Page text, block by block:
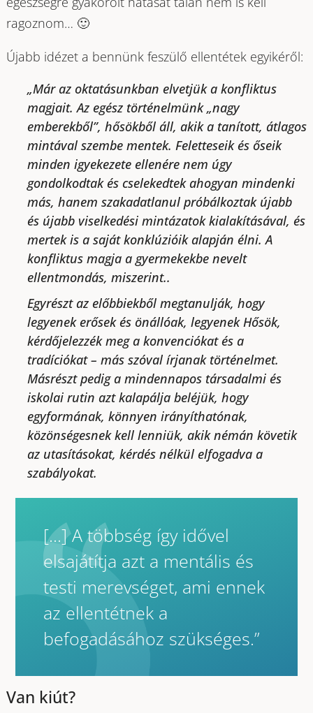
ragoznom… 🙂
Újabb idézet a bennünk feszülő ellentétek egyikéről:
„Már az oktatásunkban elvetjük a konfliktus
magjait. Az egész történelmünk „nagy
emberekből”, hősökből áll, akik a tanított, átlagos
mintával szembe mentek. Feletteseik és őseik
minden igyekezete ellenére nem úgy
gondolkodtak és cselekedtek ahogyan mindenki
más, hanem szakadatlanul próbálkoztak újabb
és újabb viselkedési mintázatok kialakításával, és
mertek is a saját konklúzióik alapján élni. A
konfliktus magja a gyermekekbe nevelt
ellentmondás, miszerint..
Egyrészt az előbbiekből megtanulják, hogy
legyenek erősek és önállóak, legyenek Hősök,
kérdőjelezzék meg a konvenciókat és a
tradíciókat – más szóval írjanak történelmet.
Másrészt pedig a mindennapos társadalmi és
iskolai rutin azt kalapálja beléjük, hogy
egyformának, könnyen irányíthatónak,
közönségesnek kell lenniük, akik némán követik
az utasításokat, kérdés nélkül elfogadva a
szabályokat.
[…] A többség így idővel
elsajátítja azt a mentális és
testi merevséget, ami ennek
az ellentétnek a
befogadásához szükséges.”
Van kiút?